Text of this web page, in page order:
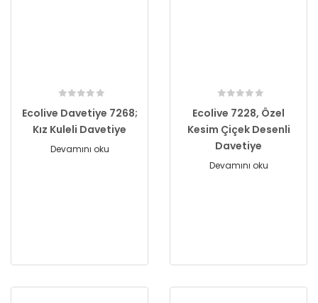
Ecolive Davetiye 7268;
Kız Kuleli Davetiye
Devamını oku
Ecolive 7228, Özel
Kesim Çiçek Desenli
Davetiye
Devamını oku